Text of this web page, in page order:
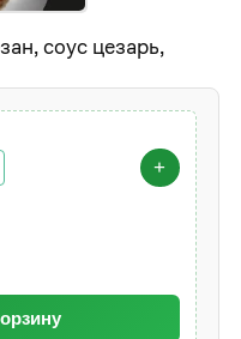
соус цезарь,
+